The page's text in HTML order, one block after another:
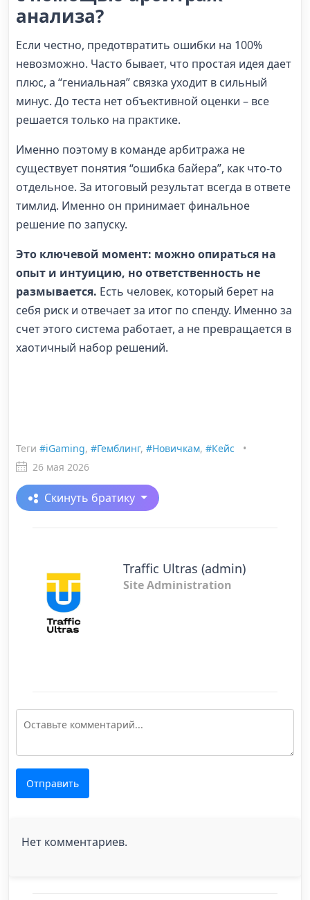
анализа?
Если честно, предотвратить ошибки на 100%
невозможно. Часто бывает, что простая идея дает
плюс, а “гениальная” связка уходит в сильный
минус. До теста нет объективной оценки – все
решается только на практике.
Именно поэтому в команде арбитража не
существует понятия “ошибка байера”, как что-то
отдельное. За итоговый результат всегда в ответе
тимлид. Именно он принимает финальное
решение по запуску.
Это ключевой момент: можно опираться на
опыт и интуицию, но ответственность не
размывается. Есть человек, который берет на
себя риск и отвечает за итог по спенду. Именно за
счет этого система работает, а не превращается в
хаотичный набор решений.
Теги #iGaming, #Гемблинг, #Новичкам, #Кейс
•
26 мая 2026
Скинуть братику
Traffic Ultras (admin)
Site Administration
Отправить
Нет комментариев.